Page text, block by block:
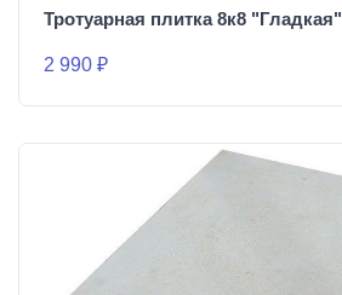
Тротуарная плитка 8к8 "Гладкая"
2 990 ₽